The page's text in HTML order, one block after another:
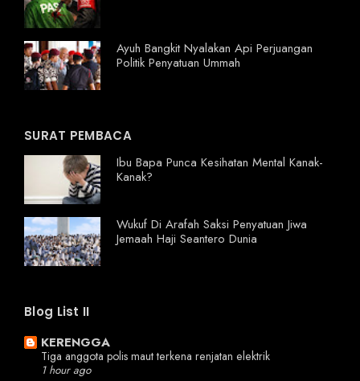
Ayuh Bangkit Nyalakan Api Perjuangan
Politik Penyatuan Ummah
SURAT PEMBACA
Ibu Bapa Punca Kesihatan Mental Kanak-
Kanak?
Wukuf Di Arafah Saksi Penyatuan Jiwa
Jemaah Haji Seantero Dunia
Blog List II
KERENGGA
Tiga anggota polis maut terkena renjatan elektrik
1 hour ago